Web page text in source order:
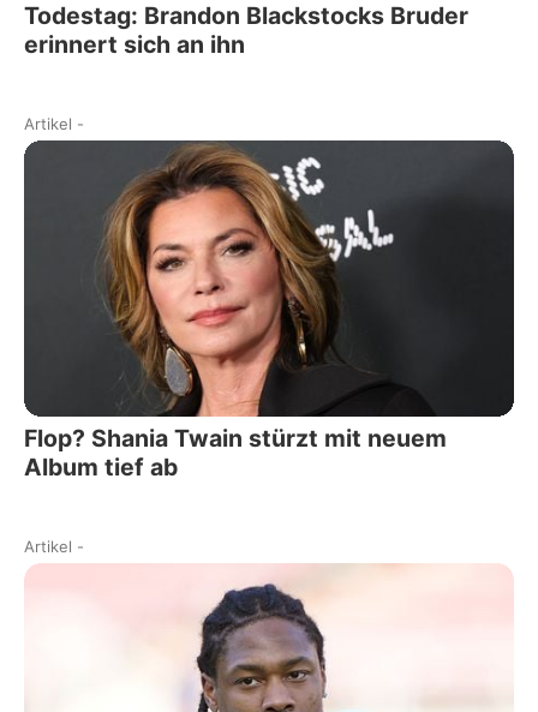
Todestag: Brandon Blackstocks Bruder
erinnert sich an ihn
Artikel -
Flop? Shania Twain stürzt mit neuem
Album tief ab
Artikel -